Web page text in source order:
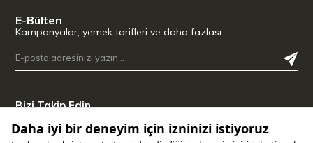
E-Bülten
Kampanyalar, yemek tarifleri ve daha fazlası…
Bizi Takip Edin